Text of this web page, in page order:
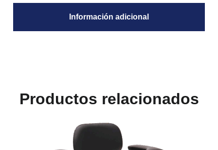
Información adicional
Productos relacionados